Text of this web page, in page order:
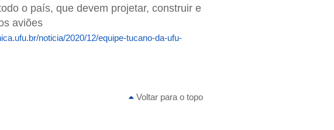
o país, que devem projetar, construir e
aviões
noticia/2020/12/equipe-tucano-da-ufu-
Voltar para o topo